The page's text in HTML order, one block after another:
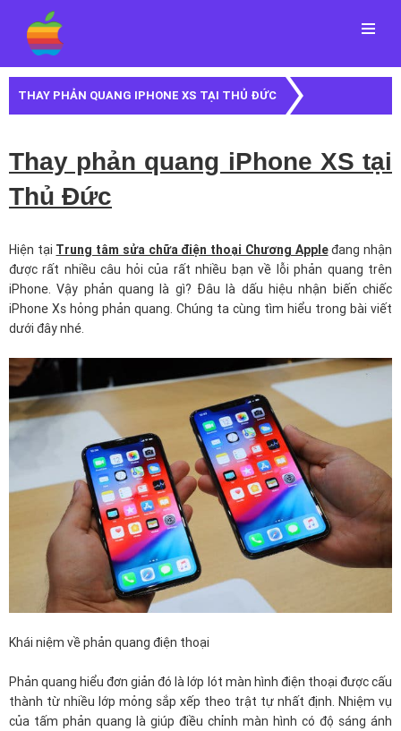
Menu
THAY PHẢN QUANG IPHONE XS TẠI THỦ ĐỨC
Thay phản quang iPhone XS tại
Thủ Đức
Hiện tại Trung tâm sửa chữa điện thoại Chương Appleđang nhận
được rất nhiều câu hỏi của rất nhiều bạn về lỗi phản quang trên
iPhone. Vậy phản quang là gì? Đâu là dấu hiệu nhận biến chiếc
iPhone Xs hỏng phản quang. Chúng ta cùng tìm hiểu trong bài viết
dưới đây nhé.
Khái niệm về phản quang điện thoại
Phản quang hiểu đơn giản đó là lớp lót màn hình điện thoại được cấu
thành từ nhiều lớp mỏng sắp xếp theo trật tự nhất định. Nhiệm vụ
của tấm phản quang là giúp điều chỉnh màn hình có độ sáng ánh